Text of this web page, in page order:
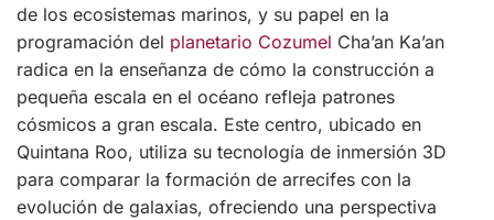
de los ecosistemas marinos, y su papel en la
programación del planetario Cozumel Cha’an Ka’an
radica en la enseñanza de cómo la construcción a
pequeña escala en el océano refleja patrones
cósmicos a gran escala. Este centro, ubicado en
Quintana Roo, utiliza su tecnología de inmersión 3D
para comparar la formación de arrecifes con la
evolución de galaxias, ofreciendo una perspectiva